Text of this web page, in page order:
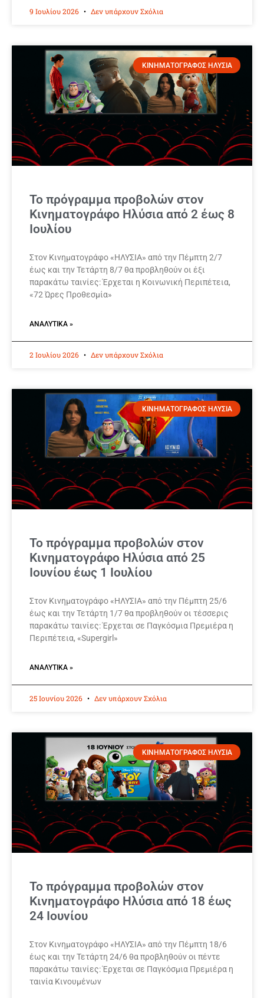
9 Ιουλίου 2026 Δεν υπάρχουν Σχόλια
ΚΙΝΗΜΑΤΟΓΡΑΦΟΣ ΗΛΥΣΙΑ
Το πρόγραμμα προβολών στον
Κινηματογράφο Ηλύσια από 2 έως 8
Ιουλίου
Στον Κινηματογράφο «ΗΛΥΣΙΑ» από την Πέμπτη 2/7
έως και την Τετάρτη 8/7 θα προβληθούν οι έξι
παρακάτω ταινίες: Έρχεται η Κοινωνική Περιπέτεια,
«72 Ώρες Προθεσμία»
ΑΝΑΛΥΤΙΚΆ »
2 Ιουλίου 2026 Δεν υπάρχουν Σχόλια
ΚΙΝΗΜΑΤΟΓΡΑΦΟΣ ΗΛΥΣΙΑ
Το πρόγραμμα προβολών στον
Κινηματογράφο Ηλύσια από 25
Ιουνίου έως 1 Ιουλίου
Στον Κινηματογράφο «ΗΛΥΣΙΑ» από την Πέμπτη 25/6
έως και την Τετάρτη 1/7 θα προβληθούν οι τέσσερις
παρακάτω ταινίες: Έρχεται σε Παγκόσμια Πρεμιέρα η
Περιπέτεια, «Supergirl»
ΑΝΑΛΥΤΙΚΆ »
25 Ιουνίου 2026 Δεν υπάρχουν Σχόλια
ΚΙΝΗΜΑΤΟΓΡΑΦΟΣ ΗΛΥΣΙΑ
Το πρόγραμμα προβολών στον
Κινηματογράφο Ηλύσια από 18 έως
24 Ιουνίου
Στον Κινηματογράφο «ΗΛΥΣΙΑ» από την Πέμπτη 18/6
έως και την Τετάρτη 24/6 θα προβληθούν οι πέντε
παρακάτω ταινίες: Έρχεται σε Παγκόσμια Πρεμιέρα η
ταινία Κινουμένων